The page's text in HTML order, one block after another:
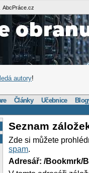
AbcPráce.cz
autory!
Články Učebnice
Seznam
Zde si můžete
spam.
Adresář: /Bookmrk/